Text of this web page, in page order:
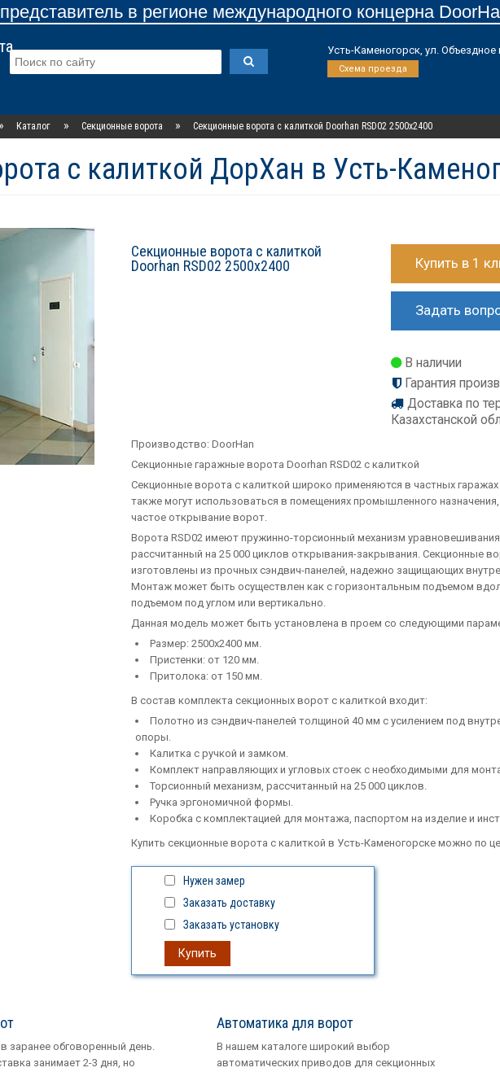
в регионе международного концерна
Усть-Каменогорск, ул.
Схема проезда
» Каталог » Секционные ворота » Секционные ворота с калиткой Doorhan RSD02 2500х2400
с калиткой ДорХан в Усть-
Секционные ворота с калиткой
Doorhan RSD02 2500х2400
Купить в 1
Задать
В наличии
Гарантия
Доставка по
Казахстанской
Производство:DoorHan
Секционные гаражные ворота Doorhan RSD02 с калиткой
Секционные ворота с калиткой широко применяются в частных гаражах
также могут использоваться в помещениях промышленного назначения,
частое открывание ворот.
Ворота RSD02 имеют пружинно-торсионный механизм
рассчитанный на 25 000 циклов открывания-закрывания. Секционные
изготовлены из прочных сэндвич-панелей, надежно защищающих
Монтаж может быть осуществлен как с горизонтальным подъемом
подъемом под углом или вертикально.
Данная модель может быть установлена в проем со следующими
Размер: 2500х2400 мм.
Пристенки: от 120 мм.
Притолока: от 150 мм.
В состав комплекта секционных ворот с калиткой входит:
Полотно из сэндвич-панелей толщиной 40 мм с усилением под
опоры.
Калитка с ручкой и замком.
Комплект направляющих и угловых стоек с необходимыми для
Торсионный механизм, рассчитанный на 25 000 циклов.
Ручка эргономичной формы.
Коробка с комплектацией для монтажа, паспортом на изделие и
Купить секционные ворота с калиткой в Усть-Каменогорске можно по
Нужен замер
Заказать доставку
Заказать установку
Купить
заранее обговоренный день.
занимает 2-3 дня, но
Автоматика для ворот
В нашем каталоге широкий выбор
автоматических приводов для секционных